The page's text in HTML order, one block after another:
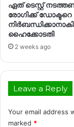
ഏത് ടെസ്റ്റ്
രോഗിക്ക് ഡോക്ടറെ
ഹൈക്കോടതി
2 weeks ago
Leave a Reply
Your email address
marked *